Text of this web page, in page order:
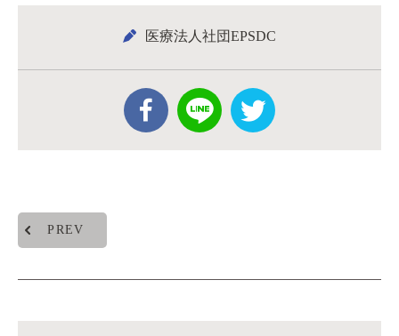
医療法人社団EPSDC
PREV